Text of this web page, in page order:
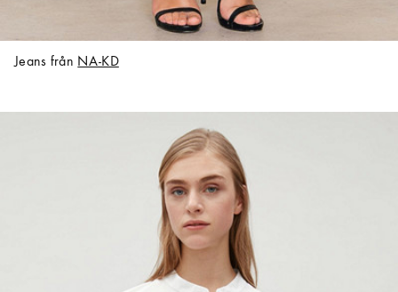
Jeans från NA-KD